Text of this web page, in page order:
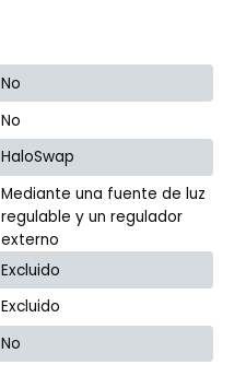
No
No
HaloSwap
Mediante una fuente de luz
regulable y un regulador
externo
Excluido
Excluido
No